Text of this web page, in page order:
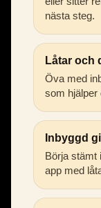
nästa steg.
Låtar och
Öva med
som hjälper
Inbyggd
Börja stämt
app med